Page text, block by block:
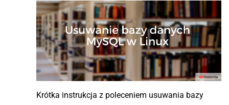
Krótka instrukcja z poleceniem usuwania bazy